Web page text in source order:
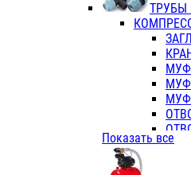
Хоз.
ЭЛ.
ТРУБЫ
Показать все